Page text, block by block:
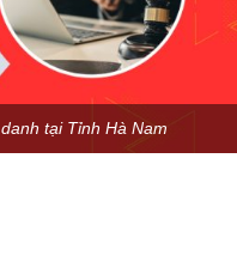
tại Tỉnh Hà Nam